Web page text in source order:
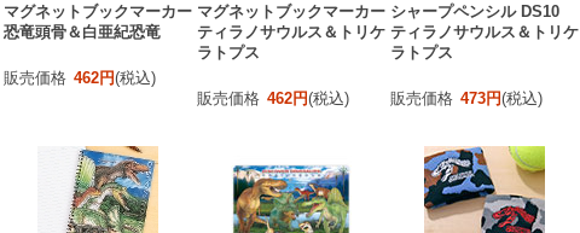
マグネットブックマーカー
恐竜頭骨＆白亜紀恐竜
販売価格 462円(税込)
マグネットブックマーカー
ティラノサウルス＆トリケ
ラトプス
販売価格 462円(税込)
シャープペンシル DS10
ティラノサウルス＆トリケ
ラトプス
販売価格 473円(税込)